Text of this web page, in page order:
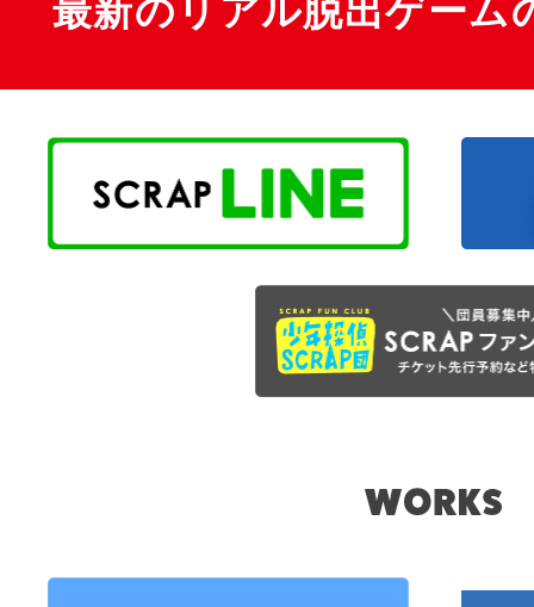
最新のリアル脱出ゲーム